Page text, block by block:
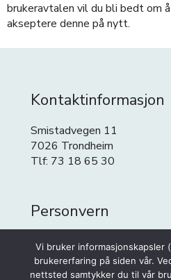
brukeravtalen vil du bli bedt om
akseptere denne på nytt.
Kontaktinformasjon
Smistadvegen 11
7026 Trondheim
Tlf: 73 18 65 30
Personvern
Personvern
Cookies
Vi bruker informasjonskapsler
brukererfaring på siden vår.
nettsted samtykker du til vår